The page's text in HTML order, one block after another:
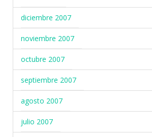
diciembre 2007
noviembre 2007
octubre 2007
septiembre 2007
agosto 2007
julio 2007